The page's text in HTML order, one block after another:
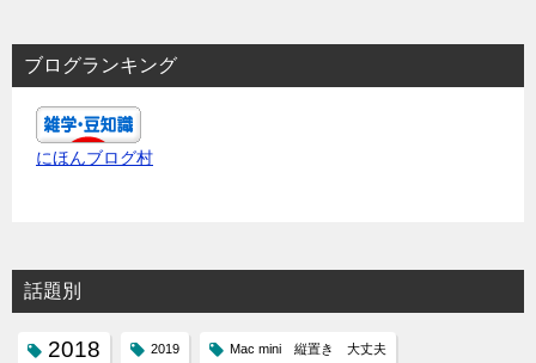
ブログランキング
にほんブログ村
話題別
2018 2019 Mac mini 縦置き 大丈夫